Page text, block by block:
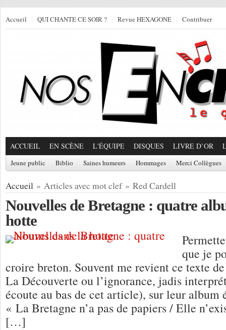
Accueil QUI CHANTE CE SOIR ? Revue HEXAGONE Contribuer
ACCUEIL EN SCÈNE L'ÉQUIPE DISQUES LIVRE D’OR
Jeune public Biblio Saines humeurs Hommages Merci Collègues
Accueil » Articles avec mot clef » Red Cardell
Nouvelles de Bretagne : quatre
hotte
que je
croire breton. Souvent me revient ce texte
La Découverte ou l’ignorance, jadis
écoute au bas de cet article), sur leur album
« La Bretagne n’a pas de papiers / Elle
[…]